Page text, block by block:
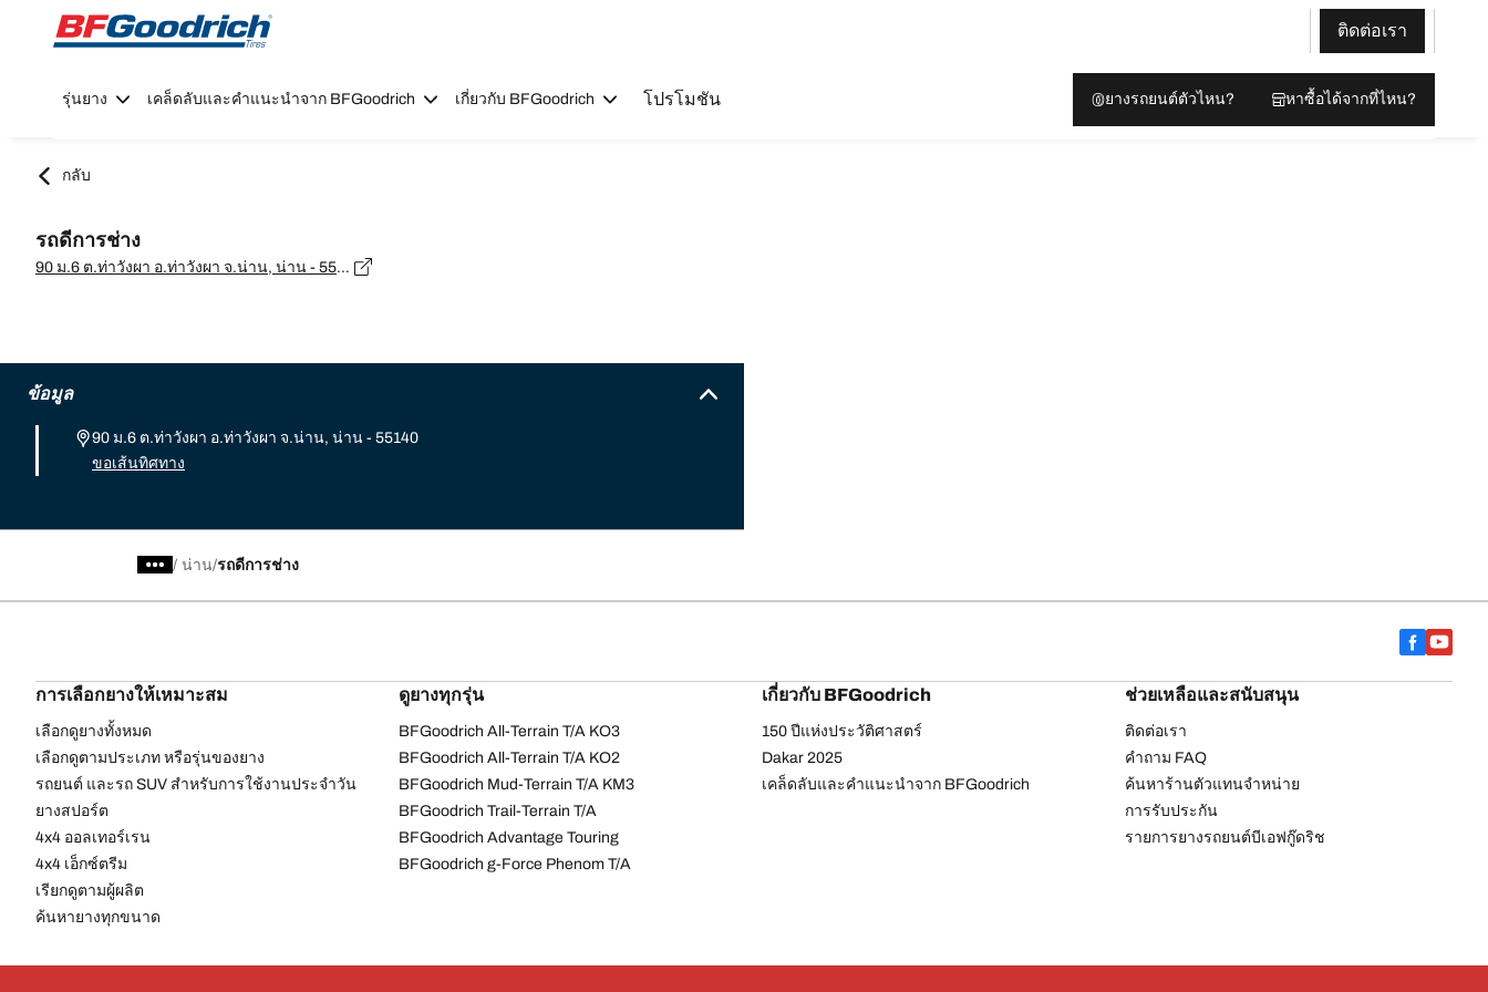
Go to page content
Go to page navigation
ติดต่อเรา
รุ่นยาง เคล็ดลับและคำแนะนำจาก BFGoodrich เกี่ยวกับ BFGoodrich โปรโมชัน ยางรถยนต์ตัวไหน? หาซื้อได้จากที่ไหน?
กลับ
รถดีการช่าง
90 ม.6 ต.ท่าวังผา อ.ท่าวังผา จ.น่าน, น่าน - 55140
ข้อมูล
90 ม.6 ต.ท่าวังผา อ.ท่าวังผา จ.น่าน, น่าน - 55140
ขอเส้นทิศทาง
/ น่าน รถดีการช่าง
การเลือกยางให้เหมาะสม
เลือกดูยางทั้งหมด
เลือกดูตามประเภท หรือรุ่นของยาง
รถยนต์ และรถ SUV สำหรับการใช้งานประจำวัน
ยางสปอร์ต
4x4 ออลเทอร์เรน​
4x4 เอ็กซ์ตรีม​
เรียกดูตามผู้ผลิต
ค้นหายางทุกขนาด
ดูยางทุกรุ่น
BFGoodrich All-Terrain T/A KO3
BFGoodrich All-Terrain T/A KO2
BFGoodrich Mud-Terrain T/A KM3
BFGoodrich Trail-Terrain T/A
BFGoodrich Advantage Touring
BFGoodrich g-Force Phenom T/A
เกี่ยวกับ BFGoodrich
150 ปีแห่งประวัติศาสตร์
Dakar 2025
เคล็ดลับและคำแนะนำจาก BFGoodrich
ช่วยเหลือและสนับสนุน
ติดต่อเรา
คำถาม FAQ
ค้นหาร้านตัวแทนจำหน่าย
การรับประกัน
รายการยางรถยนต์บีเอฟกู๊ดริช